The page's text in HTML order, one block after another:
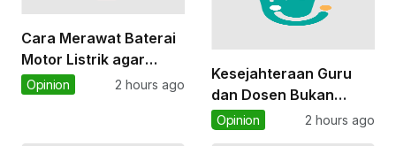
Cara Merawat Baterai
Motor Listrik agar
Tahan Lama
Opinion 2 hours ago
Kesejahteraan Guru
dan Dosen Bukan
Sekadar soal Gaji,
Opinion 2 hours ago